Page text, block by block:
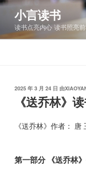
跳
容
小言读书
读书点亮内心 读书照亮
发
2025 年 3 月 24 日 由
《送乔林》
《送乔林》作者： 唐
第一部分 《送乔林